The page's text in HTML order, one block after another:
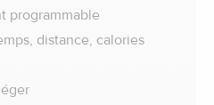
programmable
distance, calories